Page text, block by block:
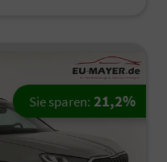
Sie sparen: 21,2%